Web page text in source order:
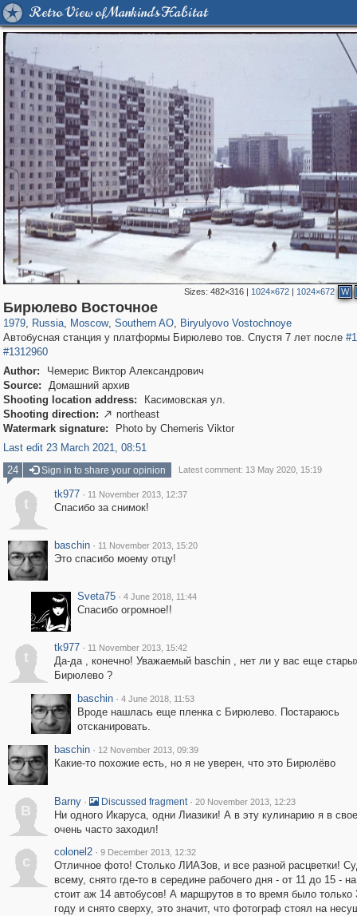
Retro View of Mankind's Habitat
Sizes: 482×316| 1024×672| 1024×672 W
Бирюлево Восточное
1979, Russia
1,406,294 29,243
, Moscow
319,780 8,286
, Southern AO
21,637 390
, Biryulyovo Vostochnoye
Автобусная станция у платформы Бирюлево тов. Спустя 7 лет после
#1312960
Author:
Чемерис Виктор Александрович
Source:
Домашний архив
Shooting location address:
Касимовская ул.
Shooting direction:  northeast
Watermark signature:
Photo by Chemeris Viktor
Last edit 23 March 2021, 08:51
24
Sign in to share your opinion Latest comment: 13 May 2020, 15:19
t
tk977 · 11 November 2013, 12:37
Спасибо за снимок!
baschin · 11 November 2013, 15:20
Это спасибо моему отцу!
Sveta75 · 4 June 2018, 11:44
Спасибо огромное!!
t
tk977 · 11 November 2013, 15:42
Да-да , конечно! Уважаемый baschin , нет ли у вас еще
Бирюлево ?
baschin · 4 June 2018, 11:53
Вроде нашлась еще пленка с Бирюлево. Постараюсь
отсканировать.
baschin · 12 November 2013, 09:39
Какие-то похожие есть, но я не уверен, что это Бирюлёво
B
Barny · Discussed fragment · 20 November 2013, 12:23
Ни одного Икаруса, одни Лиазики! А в эту кулинарию я в
очень часто заходил!
c
colonel2 · 9 December 2013, 12:32
Отличное фото! Столько ЛИАЗов, и все разной расцветки!
всему, снято где-то в середине рабочего дня - от 11 до 15 -
стоит аж 14 автобусов! А маршрутов в то время было
году и снято сверху, это значит, что фотограф стоял на